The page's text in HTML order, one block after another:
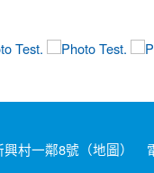
photo-6
村一鄰8號（地圖）